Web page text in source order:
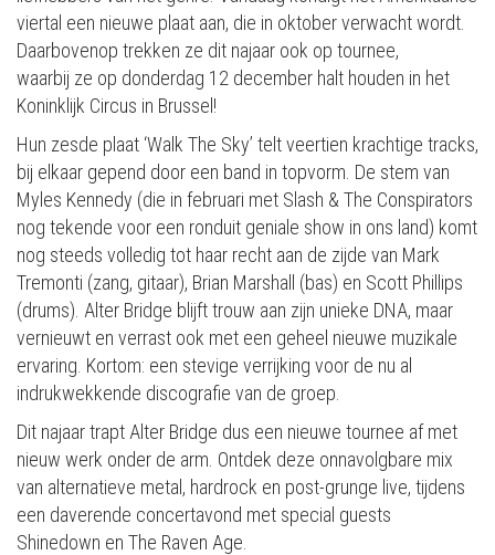
viertal een nieuwe plaat aan, die in oktober verwacht wordt.
Daarbovenop trekken ze dit najaar ook op tournee,
waarbij ze op donderdag 12 december halt houden in het
Koninklijk Circus in Brussel!
Hun zesde plaat ‘Walk The Sky’ telt veertien krachtige tracks,
bij elkaar gepend door een band in topvorm. De stem van
Myles Kennedy (die in februari met Slash & The Conspirators
nog tekende voor een ronduit geniale show in ons land) komt
nog steeds volledig tot haar recht aan de zijde van Mark
Tremonti (zang, gitaar), Brian Marshall (bas) en Scott Phillips
(drums). Alter Bridge blijft trouw aan zijn unieke DNA, maar
vernieuwt en verrast ook met een geheel nieuwe muzikale
ervaring. Kortom: een stevige verrijking voor de nu al
indrukwekkende discografie van de groep.
Dit najaar trapt Alter Bridge dus een nieuwe tournee af met
nieuw werk onder de arm. Ontdek deze onnavolgbare mix
van alternatieve metal, hardrock en post-grunge live, tijdens
een daverende concertavond met special guests
Shinedown en The Raven Age.